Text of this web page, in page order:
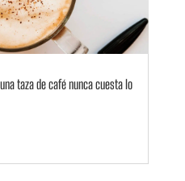
taza de café nunca cuesta lo